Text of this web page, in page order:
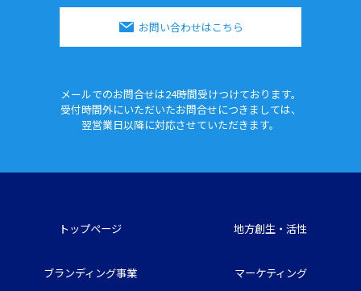
お問い合わせはこちら
メールでのお問合せは24時間受けつけております。
受付時間外にいただいたお問合せにつきましては、
翌営業日以降に対応させていただきます。
トップページ 地方創生・活性
ブランディング事業 マーケティング